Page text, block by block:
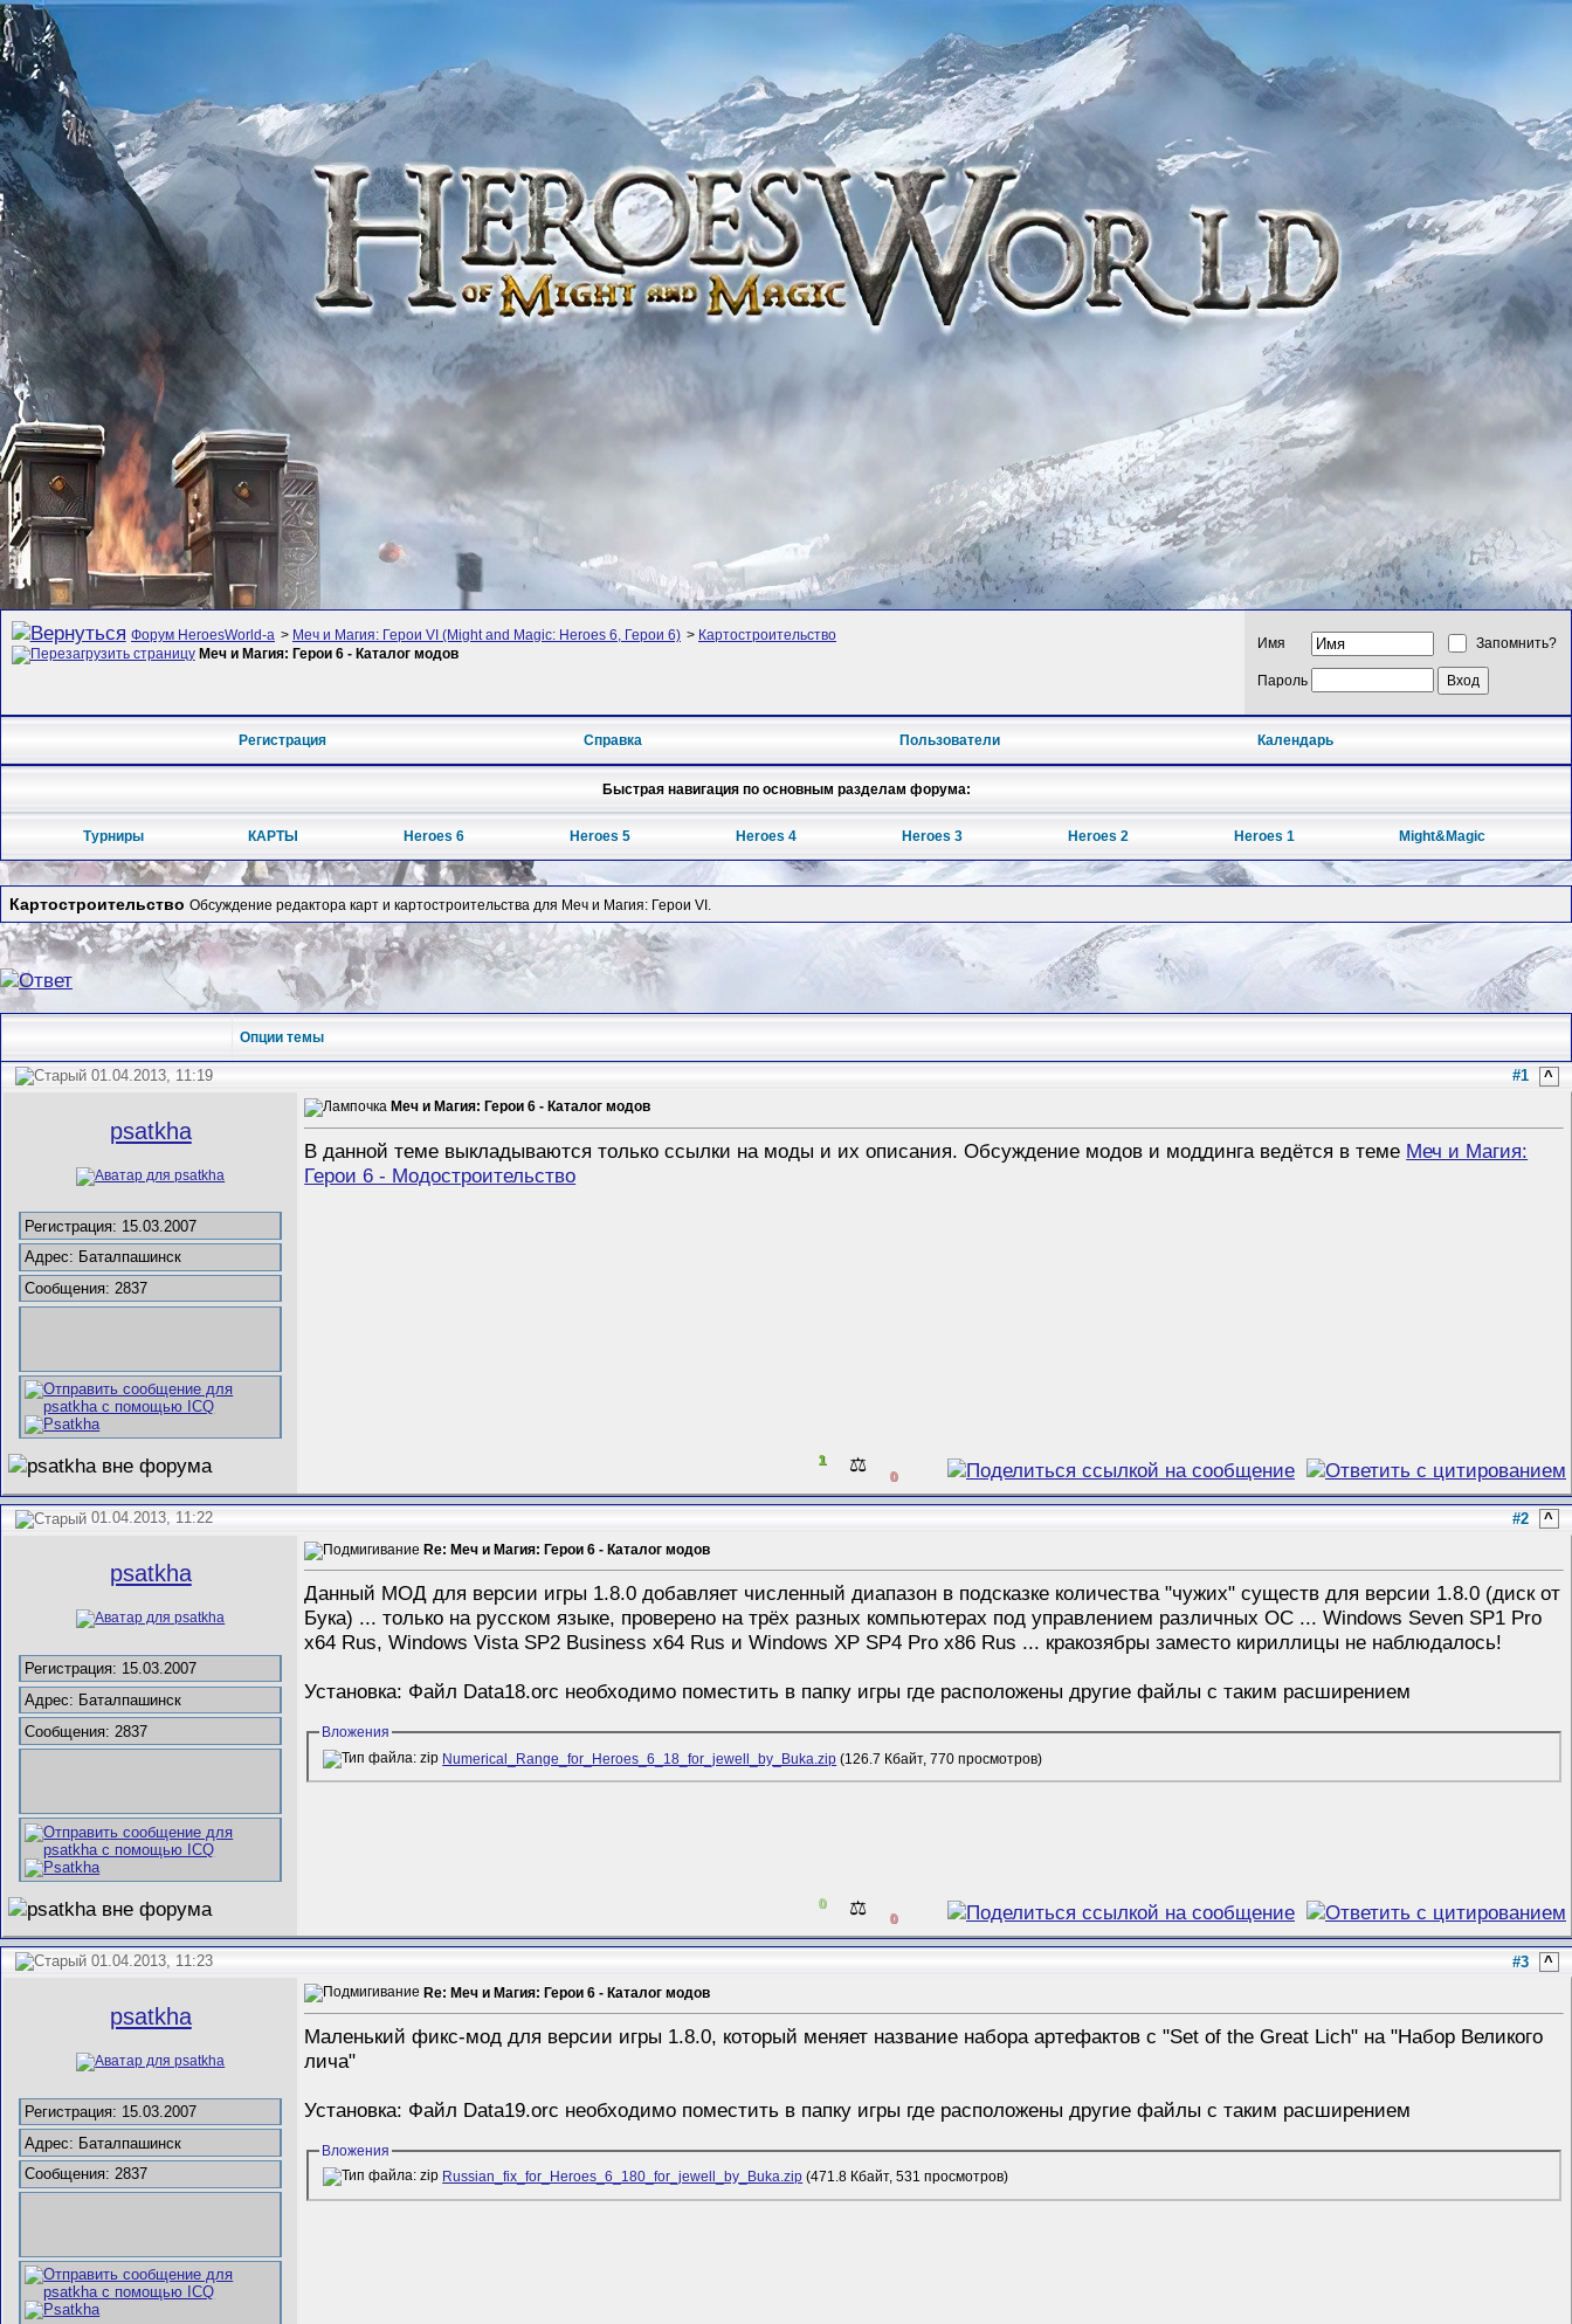
Форум HeroesWorld-а > Меч и Магия: Герои VI (Might and Magic: Heroes 6, Герои 6) > Картостроительство
Меч и Магия: Герои 6 - Каталог модов
Имя Запомнить?
Пароль
Регистрация Справка Пользователи Календарь
Быстрая навигация по основным разделам форума:
Турниры КАРТЫ Heroes 6 Heroes 5 Heroes 4 Heroes 3 Heroes 2 Heroes 1 Might&Magic
Картостроительство Обсуждение редактора карт и картостроительства для Меч и Магия: Герои VI.
Опции темы
01.04.2013, 11:19 #1 ^
psatkha
Регистрация: 15.03.2007
Адрес: Баталпашинск
Сообщения: 2837
Меч и Магия: Герои 6 - Каталог модов
В данной теме выкладываются только ссылки на моды и их описания. Обсуждение модов и моддинга ведётся в теме Меч и Магия:
Герои 6 - Модостроительство
1 ⚖️ 0
01.04.2013, 11:22 #2 ^
psatkha
Регистрация: 15.03.2007
Адрес: Баталпашинск
Сообщения: 2837
Re: Меч и Магия: Герои 6 - Каталог модов
Данный МОД для версии игры 1.8.0 добавляет численный диапазон в подсказке количества "чужих" существ для версии 1.8.0 (диск от
Бука) ... только на русском языке, проверено на трёх разных компьютерах под управлением различных ОС ... Windows Seven SP1 Pro
x64 Rus, Windows Vista SP2 Business x64 Rus и Windows XP SP4 Pro x86 Rus ... кракозябры заместо кириллицы не наблюдалось!
Установка: Файл Data18.orc необходимо поместить в папку игры где расположены другие файлы с таким расширением
Вложения
Numerical_Range_for_Heroes_6_18_for_jewell_by_Buka.zip (126.7 Кбайт, 770 просмотров)
0 ⚖️ 0
01.04.2013, 11:23 #3 ^
psatkha
Регистрация: 15.03.2007
Адрес: Баталпашинск
Сообщения: 2837
Re: Меч и Магия: Герои 6 - Каталог модов
Маленький фикс-мод для версии игры 1.8.0, который меняет название набора артефактов с "Set of the Great Lich" на "Набор Великого
лича"
Установка: Файл Data19.orc необходимо поместить в папку игры где расположены другие файлы с таким расширением
Вложения
Russian_fix_for_Heroes_6_180_for_jewell_by_Buka.zip (471.8 Кбайт, 531 просмотров)